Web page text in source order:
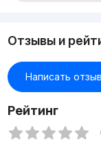
Риелтор Даврон
Отзывы и
Написать отзыв
Рейтинг